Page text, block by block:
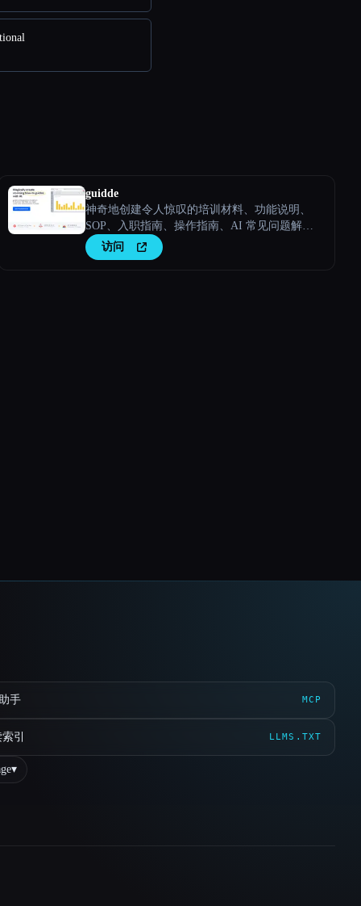
guidde
神奇地创建令人惊叹的培训材料、功能说明、
SOP、入职指南、操作指南、AI 常见问题解
答。访问
手 MCP
引 LLMS.TXT
▾